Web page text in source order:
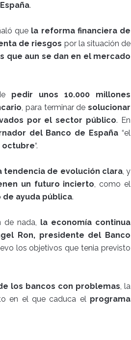
.
que la reforma financiera de
de riesgos por la situación de
que aun se dan en el mercado
pedir unos 10.000 millones
, para terminar de solucionar
por el sector público. En
del Banco de España “el
octubre“.
tendencia de evolución clara, y
un futuro incierto, como el
de ayuda pública.
de nada, la economía continua
Ron, presidente del Banco
los objetivos que tenia previsto
los bancos con problemas, la
en el que caduca el programa